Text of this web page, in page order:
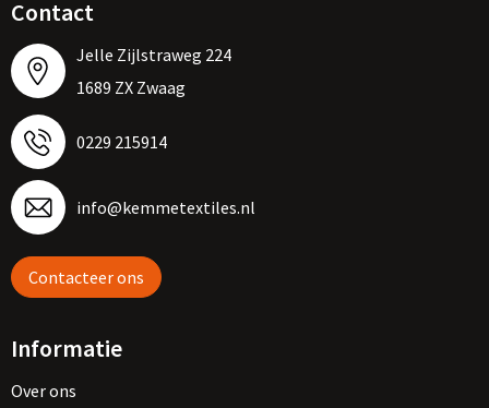
Contact
Jelle Zijlstraweg 224
1689 ZX Zwaag
0229 215914
info@kemmetextiles.nl
Contacteer ons
Informatie
Over ons